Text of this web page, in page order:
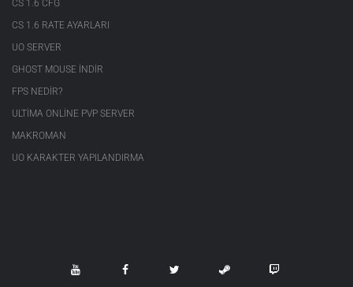
CS 1.6 CFG
CS 1.6 RATE AYARLARI
UO SERVER
GHOST MOUSE INDIR
FPS NEDIR?
ULTIMA ONLINE PVP SERVER
MAKROMAN
UO KARAKTER YAPILANDIRMA